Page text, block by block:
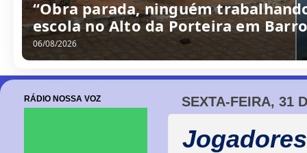
“Obra parada, ninguém
escola no Alto da Porteira em
06/08/2026
SEXTA-FEIRA, 31
RÁDIO NOSSA VOZ